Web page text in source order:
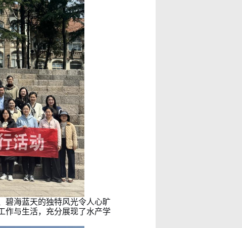
碧海蓝天的独特风光令人心旷
作与生活，充分展现了水产学